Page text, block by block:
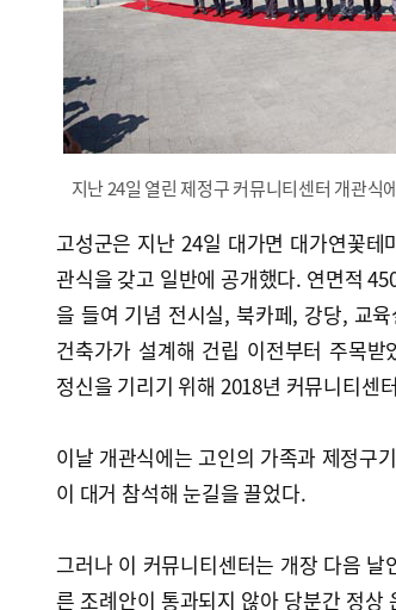
지난 24일 열린 제정구 커뮤니티센터 개관식
고성군은 지난 24일 대가면 대가연꽃테
관식을 갖고 일반에 공개했다. 연면적
을 들여 기념 전시실, 북카페, 강당, 교
건축가가 설계해 건립 이전부터 주목
정신을 기리기 위해 2018년 커뮤니티센
이날 개관식에는 고인의 가족과 제정구
이 대거 참석해 눈길을 끌었다.
그러나 이 커뮤니티센터는 개장 다음
른 조례안이 통과되지 않아 당분간 정상